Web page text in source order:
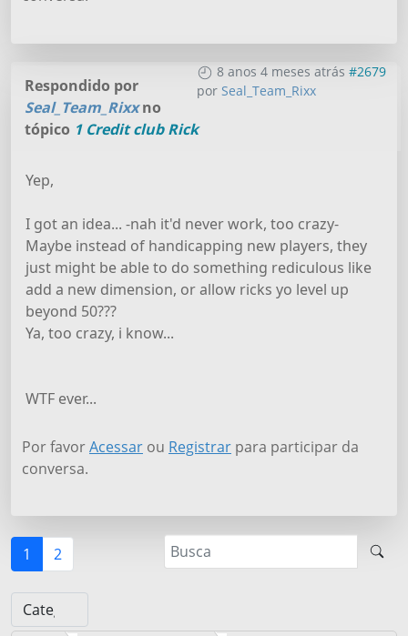
8 anos 4 meses atrás #2679
por Seal_Team_Rixx
Respondido por
Seal_Team_Rixxno
tópico 1 Credit club Rick
Yep,
I got an idea... -nah it'd never work, too crazy-
Maybe instead of handicapping new players, they
just might be able to do something rediculous like
add a new dimension, or allow ricks yo level up
beyond 50???
Ya, too crazy, i know...
WTF ever...
Por favorAcessar ou Registrar para participar da
conversa.
1 2